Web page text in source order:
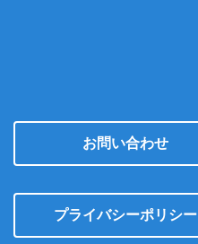
お問い合わせ
プライバシーポリシー